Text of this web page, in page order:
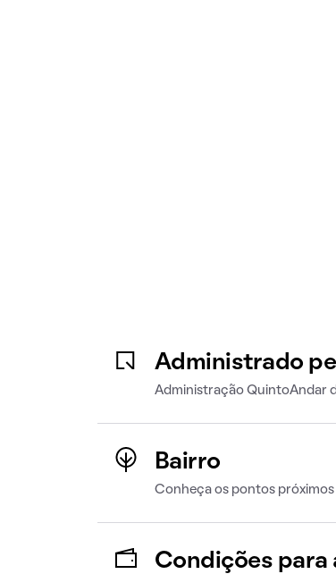
Administrado
Administração QuintoAndar
Bairro
Conheça os pontos próximos
Condições para